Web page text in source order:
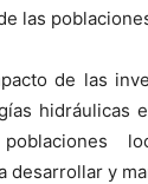
las
de las
hidráulicas
desarrollar y